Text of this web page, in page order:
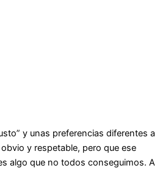
y unas preferencias diferentes a
y respetable, pero que ese
algo que no todos conseguimos. A